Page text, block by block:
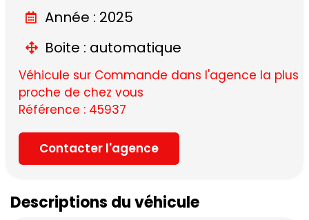
Année : 2025
Boite : automatique
Véhicule sur Commande dans l'agence la plus
proche de chez vous
Référence : 45937
Contacter l'agence
Descriptions du véhicule